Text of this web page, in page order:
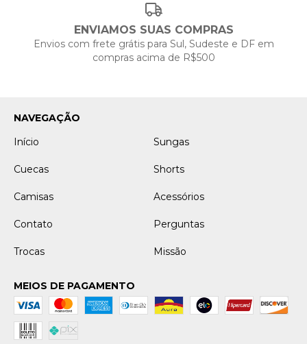
ENVIAMOS SUAS COMPRAS
Envios com frete grátis para Sul, Sudeste e DF em
compras acima de R$500
NAVEGAÇÃO
Início
Sungas
Cuecas Shorts
Camisas Acessórios
Contato Perguntas
Trocas Missão
MEIOS DE PAGAMENTO